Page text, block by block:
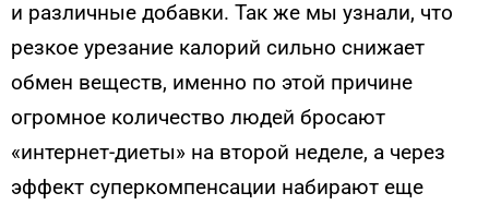
и различные добавки. Так же мы узнали, что
резкое урезание калорий сильно снижает
обмен веществ, именно по этой причине
огромное количество людей бросают
«интернет-диеты» на второй неделе, а через
эффект суперкомпенсации набирают еще